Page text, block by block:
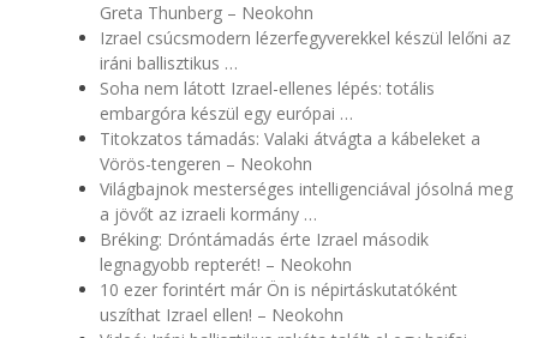
Greta Thunberg – Neokohn
Izrael csúcsmodern lézerfegyverekkel készül lelőni az
iráni ballisztikus …
Soha nem látott Izrael-ellenes lépés: totális
embargóra készül egy európai …
Titokzatos támadás: Valaki átvágta a kábeleket a
Vörös-tengeren – Neokohn
Világbajnok mesterséges intelligenciával jósolná meg
a jövőt az izraeli kormány …
Bréking: Dróntámadás érte Izrael második
legnagyobb repterét! – Neokohn
10 ezer forintért már Ön is népirtáskutatóként
uszíthat Izrael ellen! – Neokohn